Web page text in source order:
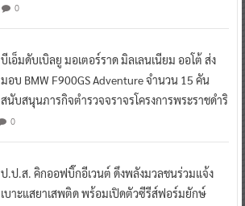
0
บีเอ็มดับเบิลยู มอเตอร์ราด มิลเลนเนียม ออโต้ ส่ง
มอบ BMW F900GS Adventure จำนวน 15 คัน
สนับสนุนภารกิจตำรวจจราจรโครงการพระราชดำริ
0
ป.ป.ส. คิกออฟบิ๊กอีเวนต์ ดึงพลังมวลชนร่วมแจ้ง
เบาะแสยาเสพติด พร้อมเปิดตัวซีรีส์ฟอร์มยักษ์